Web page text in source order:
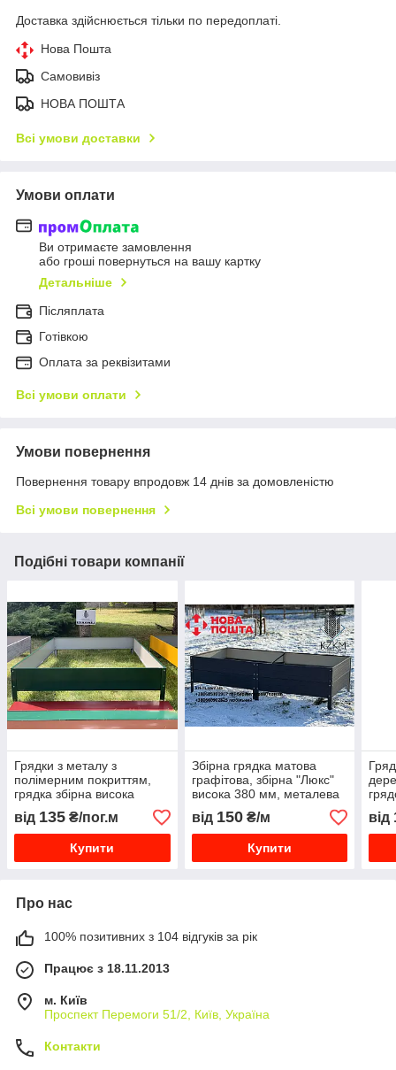
Доставка здійснюється тільки по передоплаті.
Нова Пошта
Самовивіз
НОВА ПОШТА
Всі умови доставки
Умови оплати
Ви отримаєте замовлення
або гроші повернуться на вашу картку
Детальніше
Післяплата
Готівкою
Оплата за реквізитами
Всі умови оплати
Умови повернення
Повернення товару впродовж 14 днів за домовленістю
Всі умови повернення
Подібні товари компанії
Грядки з металу з
полімерним покриттям,
грядка збірна висока
металева, огорожа грядки
від 135 ₴/пог.м
Купити
Збірна грядка матова
графітова, збірна "Люкс"
висока 380 мм, металева
грядка 7024
від 150₴/м
Купити
від
Про нас
100% позитивних з 104 відгуків за рік
Працює з 18.11.2013
м. Київ
Проспект Перемоги 51/2, Київ, Україна
Контакти